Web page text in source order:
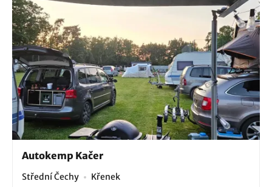
Autokemp Kačer
Střední Čechy Křenek